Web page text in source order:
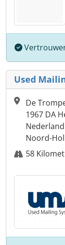
Used
De
1967 DA
Nederland
Noord-
58